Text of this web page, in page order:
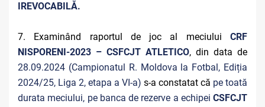
IREVOCABILĂ.
7. Examinând raportul de joc al meciului CRF
NISPORENI-2023 – CSFCJT ATLETICO, din data de
28.09.2024 (Campionatul R. Moldova la Fotbal, Ediția
2024/25, Liga 2, etapa a VI-a) s-a constatat că pe toată
durata meciului, pe banca de rezerve a echipei CSFCJT